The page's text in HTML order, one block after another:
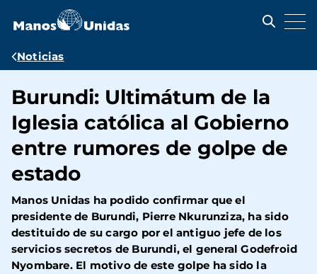
contenido
Ruta
navegación
Noticias
Burundi: Ultimátum de la
Iglesia católica al Gobierno
entre rumores de golpe de
estado
Manos Unidas ha podido confirmar que el
presidente de Burundi, Pierre Nkurunziza, ha sido
destituido de su cargo por el antiguo jefe de los
servicios secretos de Burundi, el general Godefroid
Nyombare. El motivo de este golpe ha sido la